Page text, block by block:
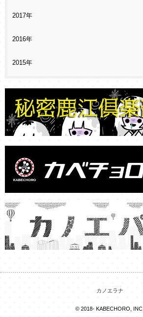
2017年
2016年
2015年
カノエラナ
© 2018- KABECHORO, INC.